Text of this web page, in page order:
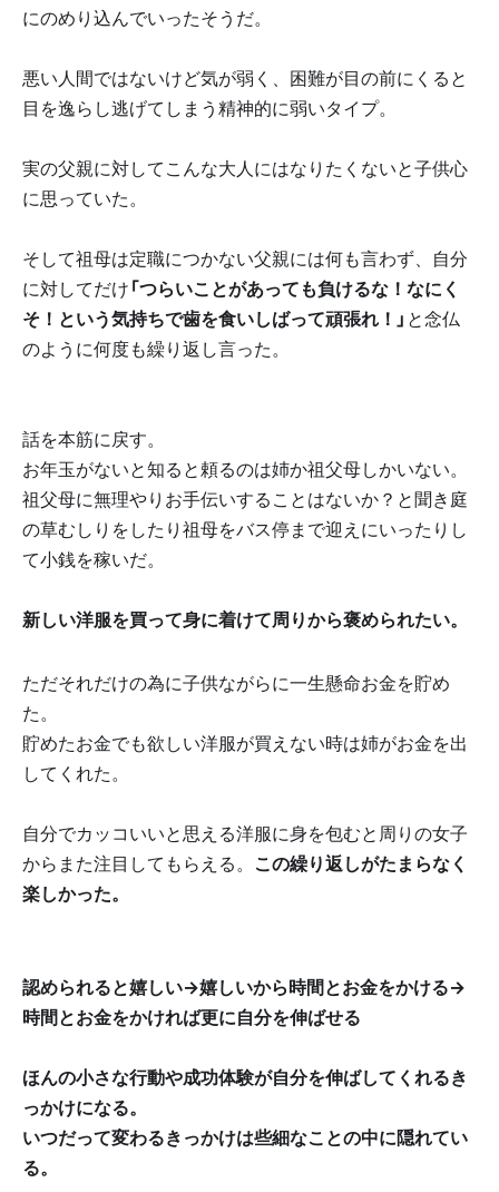
にのめり込んでいったそうだ。
悪い人間ではないけど気が弱く、困難が目の前にくると
目を逸らし逃げてしまう精神的に弱いタイプ。
実の父親に対してこんな大人にはなりたくないと子供心
に思っていた。
そして祖母は定職につかない父親には何も言わず、自分
に対してだけ 「つらいことがあっても負けるな！なにく
そ！という気持ちで歯を食いしばって頑張れ！」 と念仏
のように何度も繰り返し言った。
話を本筋に戻す。
お年玉がないと知ると頼るのは姉か祖父母しかいない。
祖父母に無理やりお手伝いすることはないか？と聞き庭
の草むしりをしたり祖母をバス停まで迎えにいったりし
て小銭を稼いだ。
新しい洋服を買って身に着けて周りから褒められたい。
ただそれだけの為に子供ながらに一生懸命お金を貯め
た。
貯めたお金でも欲しい洋服が買えない時は姉がお金を出
してくれた。
自分でカッコいいと思える洋服に身を包むと周りの女子
からまた注目してもらえる。 この繰り返しがたまらなく
楽しかった。
認められると嬉しい→嬉しいから時間とお金をかける→
時間とお金をかければ更に自分を伸ばせる
ほんの小さな行動や成功体験が自分を伸ばしてくれるき
っかけになる。
いつだって変わるきっかけは些細なことの中に隠れてい
る。